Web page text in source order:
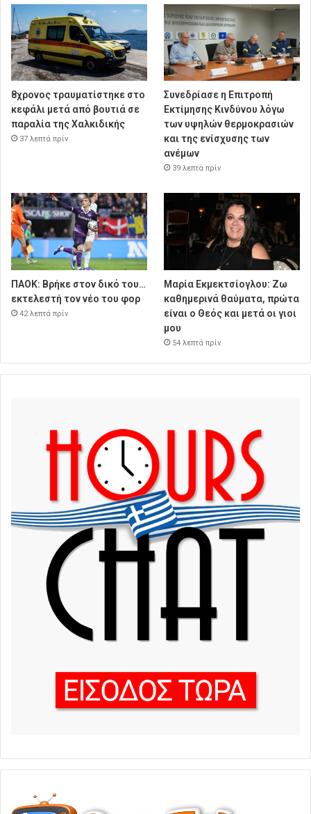
8χρονος τραυματίστηκε στο
κεφάλι μετά από βουτιά σε
παραλία της Χαλκιδικής
37 λεπτά πρίν
Συνεδρίασε η Επιτροπή
Εκτίμησης Κινδύνου λόγω
των υψηλών θερμοκρασιών
και της ενίσχυσης των
ανέμων
39 λεπτά πρίν
ΠΑΟΚ: Βρήκε στον δικό του…
εκτελεστή τον νέο του φορ
42 λεπτά πρίν
Μαρία Εκμεκτσίογλου: Ζω
καθημερινά θαύματα, πρώτα
είναι ο Θεός και μετά οι γιοι
μου
54 λεπτά πρίν